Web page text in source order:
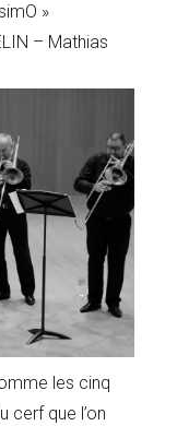
»
– Mathias
les cinq
cerf que l’on